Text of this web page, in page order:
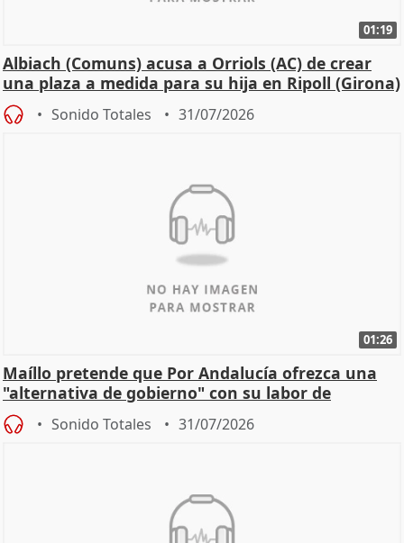
01:19
Albiach (Comuns) acusa a Orriols (AC) de crear
una plaza a medida para su hija en Ripoll (Girona)
Sonido Totales 31/07/2026
01:26
Maíllo pretende que Por Andalucía ofrezca una
"alternativa de gobierno" con su labor de
oposición
Sonido Totales 31/07/2026